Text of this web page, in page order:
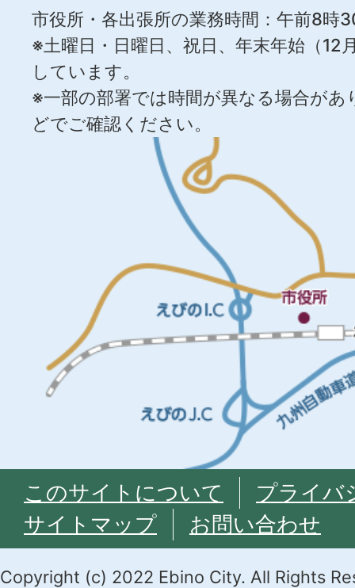
市役所・各出張所の業務時間：午前8時
※土曜日・日曜日、祝日、年末年始（12
しています。
※一部の部署では時間が異なる場合が
どでご確認ください。
このサイトについて
プライバ
サイトマップ
お問い合わせ
Copyright (c) 2022 Ebino City. All Rights